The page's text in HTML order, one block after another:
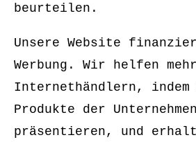
beurteilen.
Unsere Website
Werbung. Wir helfen
Internethändlern,
Produkte der Unternehmen
präsentieren, und